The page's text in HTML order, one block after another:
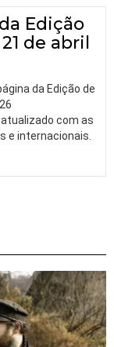
Edição
de abril
da Edição de
com as
e internacionais.